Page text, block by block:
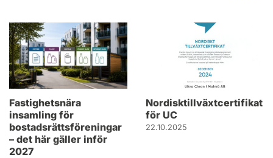
Fastighetsnära
insamling för
bostadsrättsföreningar
– det här gäller inför
2027
Nordisktillväxtcertifikat
för UC
22.10.2025